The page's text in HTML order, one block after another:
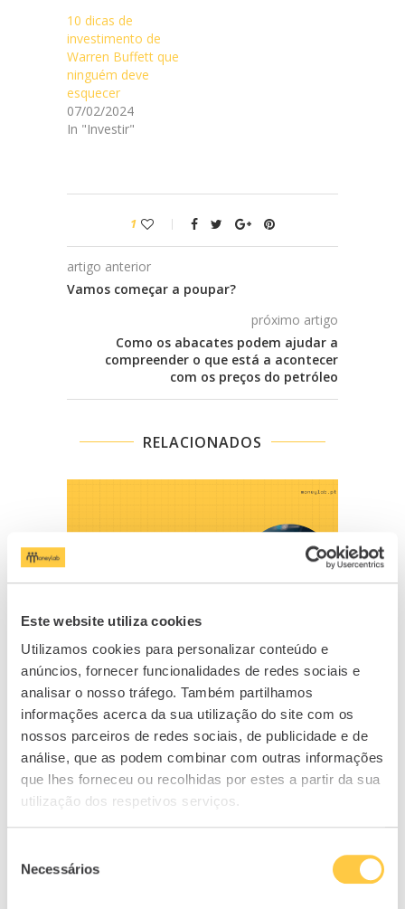
Este website utiliza cookies
Utilizamos cookies para personalizar conteúdo e
anúncios, fornecer funcionalidades de redes sociais e
analisar o nosso tráfego. Também partilhamos
informações acerca da sua utilização do site com os
nossos parceiros de redes sociais, de publicidade e de
análise, que as podem combinar com outras informações
que lhes forneceu ou recolhidas por estes a partir da sua
utilização dos respetivos serviços.
Necessários
10 dicas de
investimento de
Warren Buffett que
ninguém deve
esquecer
07/02/2024
In "Investir"
1
artigo anterior
Vamos começar a poupar?
próximo artigo
Como os abacates podem ajudar a
compreender o que está a acontecer
com os preços do petróleo
RELACIONADOS
Retornos globais 2025
31/10/2025